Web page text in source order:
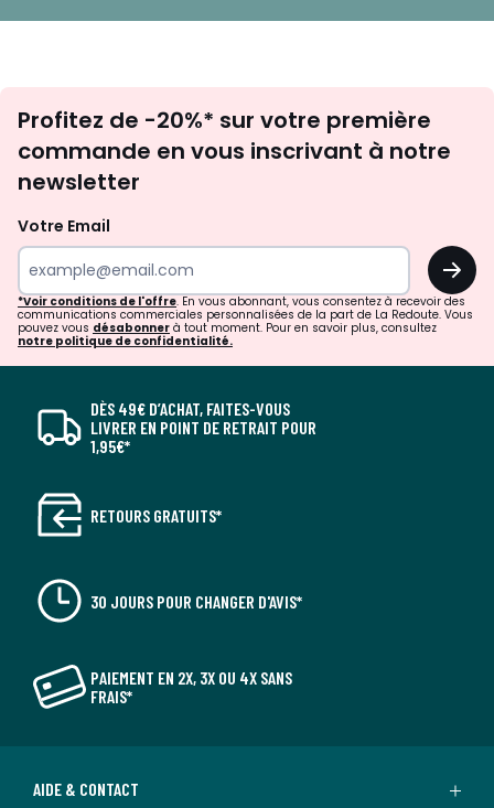
newsletter
Profitez de -20%* sur votre première
commande en vous inscrivant à notre
newsletter
Votre Email
OK
*Voir conditions de l'offre. En vous abonnant, vous consentez à recevoir des
communications commerciales personnalisées de la part de La Redoute. Vous
pouvez vous désabonner à tout moment. Pour en savoir plus, consultez
notre politique de confidentialité.
DÈS 49€ D’ACHAT, FAITES-VOUS
LIVRER EN POINT DE RETRAIT POUR
1,95€*
RETOURS GRATUITS*
30 JOURS POUR CHANGER D'AVIS*
PAIEMENT EN 2X, 3X OU 4X SANS
FRAIS*
AIDE & CONTACT